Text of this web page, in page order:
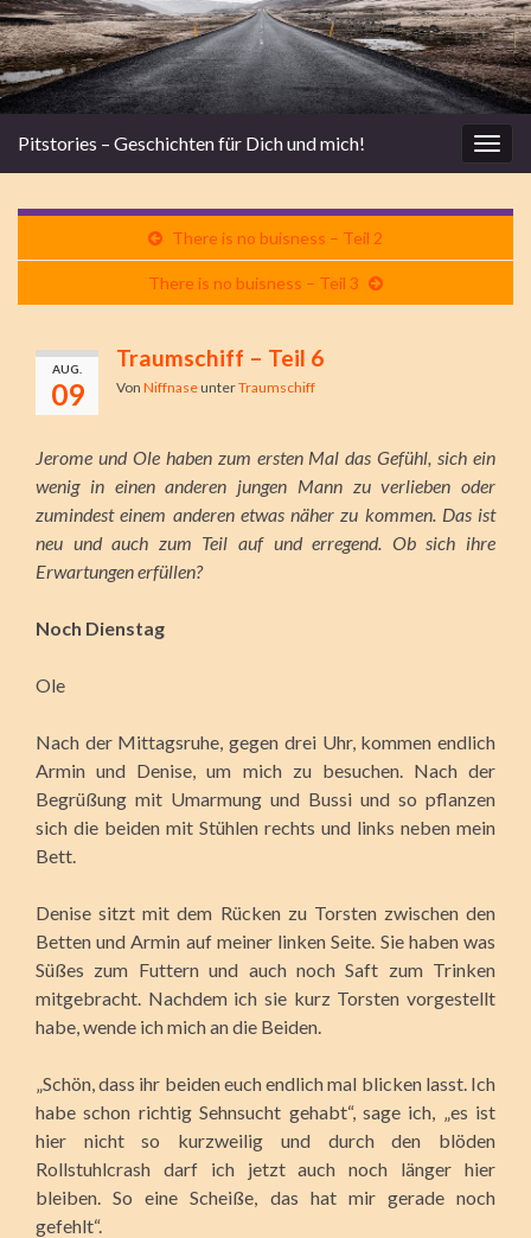
Pitstories – Geschichten für Dich und mich!
There is no buisness – Teil 2
There is no buisness – Teil 3
AUG.
09
Traumschiff – Teil 6
Von NiffnaseunterTraumschiff
Jerome und Ole haben zum ersten Mal das Gefühl, sich ein
wenig in einen anderen jungen Mann zu verlieben oder
zumindest einem anderen etwas näher zu kommen. Das ist
neu und auch zum Teil auf und erregend. Ob sich ihre
Erwartungen erfüllen?
Noch Dienstag
Ole
Nach der Mittagsruhe, gegen drei Uhr, kommen endlich
Armin und Denise, um mich zu besuchen. Nach der
Begrüßung mit Umarmung und Bussi und so pflanzen
sich die beiden mit Stühlen rechts und links neben mein
Bett.
Denise sitzt mit dem Rücken zu Torsten zwischen den
Betten und Armin auf meiner linken Seite. Sie haben was
Süßes zum Futtern und auch noch Saft zum Trinken
mitgebracht. Nachdem ich sie kurz Torsten vorgestellt
habe, wende ich mich an die Beiden.
„Schön, dass ihr beiden euch endlich mal blicken lasst. Ich
habe schon richtig Sehnsucht gehabt“, sage ich, „es ist
hier nicht so kurzweilig und durch den blöden
Rollstuhlcrash darf ich jetzt auch noch länger hier
bleiben. So eine Scheiße, das hat mir gerade noch
gefehlt“.